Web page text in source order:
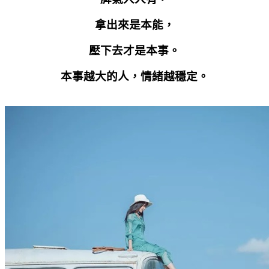
拿出來是本能，
壓下去才是本事。
本事越大的人，情緒越穩定。